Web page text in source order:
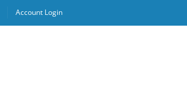
Account Login